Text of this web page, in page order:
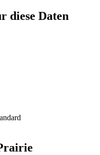
diese Daten